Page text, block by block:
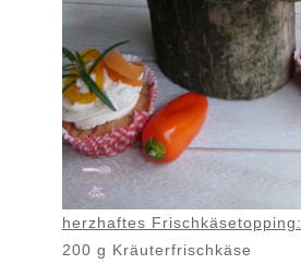
herzhaftes Frischkäsetopping:
200 g Kräuterfrischkäse